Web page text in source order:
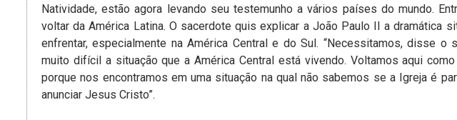
Natividade, estão agora levando seu testemunho a vários países do mundo.
voltar da América Latina. O sacerdote quis explicar a João Paulo II a dramática
enfrentar, especialmente na América Central e do Sul. “Necessitamos, disse o
muito difícil a situação que a América Central está vivendo. Voltamos aqui
porque nos encontramos em uma situação na qual não sabemos se a Igreja é
anunciar Jesus Cristo”.